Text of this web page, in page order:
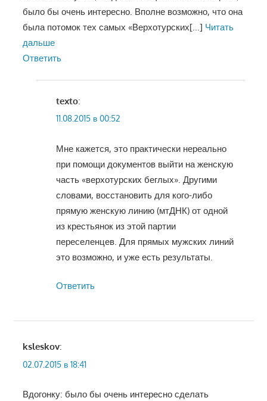
было бы очень интересно. Вполне возможно, что она
была потомок тех самых «Верхотурских[...] Читать
дальше
Ответить
texto:
11.08.2015 в 00:52
Мне кажется, это практически нереально
при помощи документов выйти на женскую
часть «верхотурских беглых». Другими
словами, восстановить для кого-либо
прямую женскую линию (мтДНК) от одной
из крестьянок из этой партии
переселенцев. Для прямых мужских линий
это возможно, и уже есть результаты.
Ответить
ksleskov:
02.07.2015 в 18:41
Вдогонку: было бы очень интересно сделать